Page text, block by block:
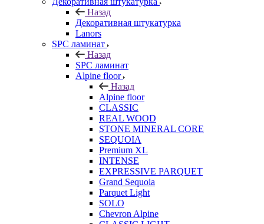
Назад
Декоративная штукатурка
Lanors
SPC ламинат
Назад
SPC ламинат
Alpine floor
Назад
Alpine floor
CLASSIC
REAL WOOD
STONE MINERAL CORE
SEQUOIA
Premium XL
INTENSE
EXPRESSIVE PARQUET
Grand Sequoia
Parquet Light
SOLO
Chevron Alpine